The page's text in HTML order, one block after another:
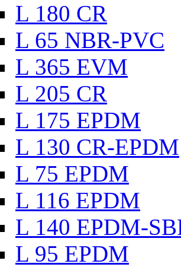
L 180 CR
L 65 NBR-PVC
L 365 EVM
L 205 CR
L 175 EPDM
L 130 CR-EPDM
L 75 EPDM
L 116 EPDM
L 140 EPDM-
L 95 EPDM